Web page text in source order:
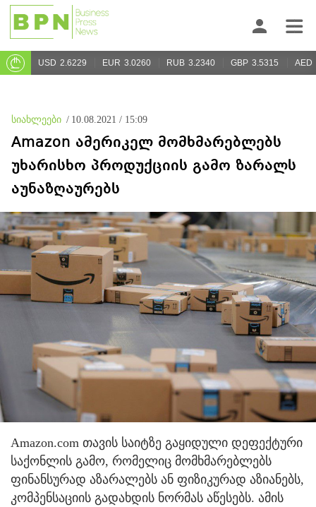
USD 2.6229 EUR 3.0260 RUB 3.2340 GBP 3.5315 AED
სიახლეები / 10.08.2021 / 15:09
Amazon ამერიკელ მომხმარებლებს
უხარისხო პროდუქციის გამო ზარალს
აუნაზღაურებს
Amazon.com თავის საიტზე გაყიდული დეფექტური
საქონლის გამო, რომელიც მომხმარებლებს
ფინანსურად აზარალებს ან ფიზიკურად აზიანებს,
კომპენსაციის გადახდის ნორმას აწესებს. ამის